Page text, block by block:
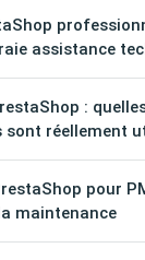
assistance
:
sont réellement
pour
maintenance